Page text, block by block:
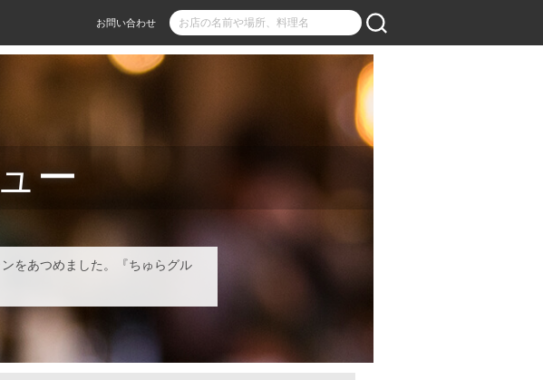
お問い合わせ
ー
をあつめました。『ちゅらグル